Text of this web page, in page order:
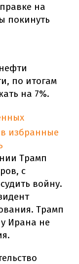
на
покинуть
по итогам
на 7%.
избранные
Трамп
с
войну.
Трамп
Ирана не